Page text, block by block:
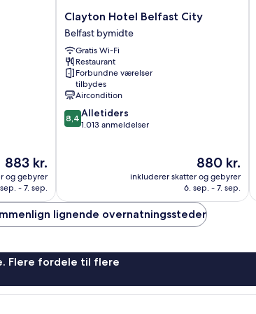
Prisen
er
883 kr.
883 kr.
og gebyrer
- 7. sep.
Clayton
Hotel
Belfast
City
Belfast
bymidte
Clayton Hotel Belfast City
Belfast bymidte
Gratis Wi-Fi
Restaurant
Forbundne værelser
tilbydes
Aircondition
8.4
ud
8,4 Alletiders
1.013 anmeldelser
Prisen
er
880 kr.
880 kr.
inkluderer skatter og gebyrer
6. sep. - 7. sep.
lignende overnatningssteder
Flere fordele til flere